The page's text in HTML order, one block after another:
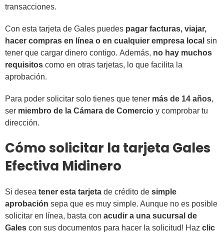
transacciones.
Con esta tarjeta de Gales puedes pagar facturas, viajar,
hacer compras en línea o en cualquier empresa local sin
tener que cargar dinero contigo. Además, no hay muchos
requisitos como en otras tarjetas, lo que facilita la
aprobación.
Para poder solicitar solo tienes que tener más de 14 años,
ser miembro de la Cámara de Comercio y comprobar tu
dirección.
Cómo solicitar la tarjeta Gales
Efectiva Midinero
Si desea tener esta tarjeta de crédito de simple
aprobación sepa que es muy simple. Aunque no es posible
solicitar en línea, basta con acudir a una sucursal de
Gales con sus documentos para hacer la solicitud! Haz clic